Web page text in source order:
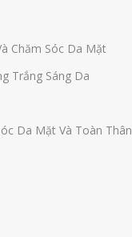
Chăm Sóc Da Mặt
Trắng Sáng Da
Da Mặt Và Toàn Thân